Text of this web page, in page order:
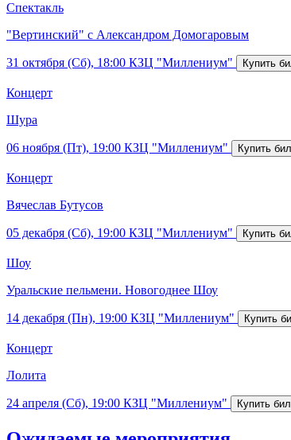
Спектакль
"Вертинский" с Александром Домогаровым
31 октября (Сб), 18:00 КЗЦ "Миллениум"
Концерт
Шура
06 ноября (Пт), 19:00 КЗЦ "Миллениум"
Концерт
Вячеслав Бутусов
05 декабря (Сб), 19:00 КЗЦ "Миллениум"
Шоу
Уральские пельмени. Новогоднее Шоу
14 декабря (Пн), 19:00 КЗЦ "Миллениум"
Концерт
Лолита
24 апреля (Сб), 19:00 КЗЦ "Миллениум"